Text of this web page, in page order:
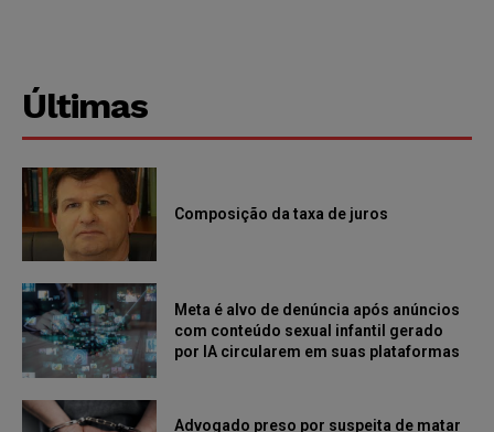
Últimas
Composição da taxa de juros
Meta é alvo de denúncia após anúncios
com conteúdo sexual infantil gerado
por IA circularem em suas plataformas
Advogado preso por suspeita de matar